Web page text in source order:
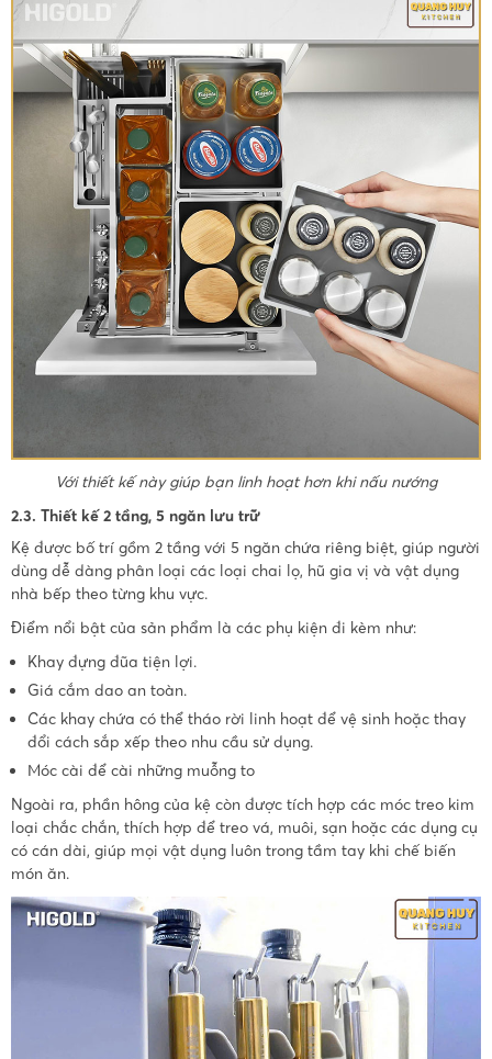
Với thiết kế này giúp bạn linh hoạt hơn khi nấu nướng
2.3. Thiết kế 2 tầng, 5 ngăn lưu trữ
Kệ được bố trí gồm 2 tầng với 5 ngăn chứa riêng biệt, giúp người
dùng dễ dàng phân loại các loại chai lọ, hũ gia vị và vật dụng
nhà bếp theo từng khu vực.
Điểm nổi bật của sản phẩm là các phụ kiện đi kèm như:
Khay đựng đũa tiện lợi.
Giá cắm dao an toàn.
Các khay chứa có thể tháo rời linh hoạt để vệ sinh hoặc thay
đổi cách sắp xếp theo nhu cầu sử dụng.
Móc cài để cài những muỗng to
Ngoài ra, phần hông của kệ còn được tích hợp các móc treo kim
loại chắc chắn, thích hợp để treo vá, muôi, sạn hoặc các dụng cụ
có cán dài, giúp mọi vật dụng luôn trong tầm tay khi chế biến
món ăn.